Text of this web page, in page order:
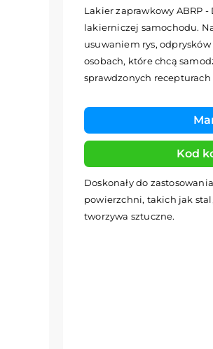
Lakier zaprawkowy ABRP
lakierniczej samochodu.
usuwaniem rys,
osobach, które chcą
sprawdzonych
Kod
Doskonały do
powierzchni, takich jak
tworzywa sztuczne.